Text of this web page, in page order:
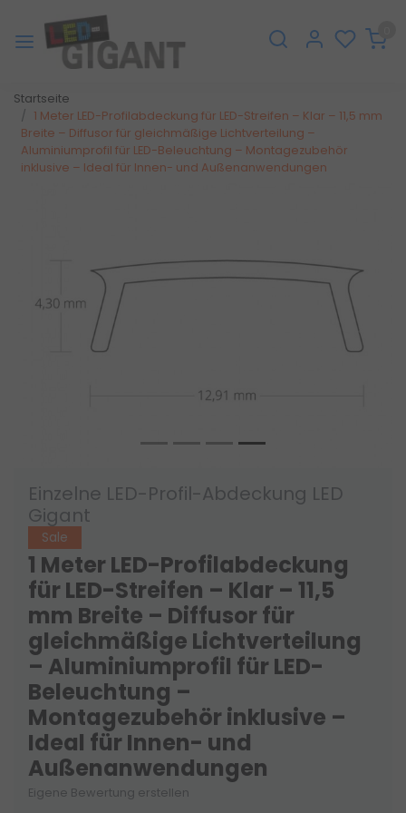
Startseite
1 Meter LED-Profilabdeckung für LED-Streifen – Klar – 11,5 mm
Breite – Diffusor für gleichmäßige Lichtverteilung –
Aluminiumprofil für LED-Beleuchtung – Montagezubehör
inklusive – Ideal für Innen- und Außenanwendungen
Einzelne LED-Profil-Abdeckung LED
Gigant
Sale
1 Meter LED-Profilabdeckung
für LED-Streifen – Klar – 11,5
mm Breite – Diffusor für
gleichmäßige Lichtverteilung
– Aluminiumprofil für LED-
Beleuchtung –
Montagezubehör inklusive –
Ideal für Innen- und
Außenanwendungen
Eigene Bewertung erstellen